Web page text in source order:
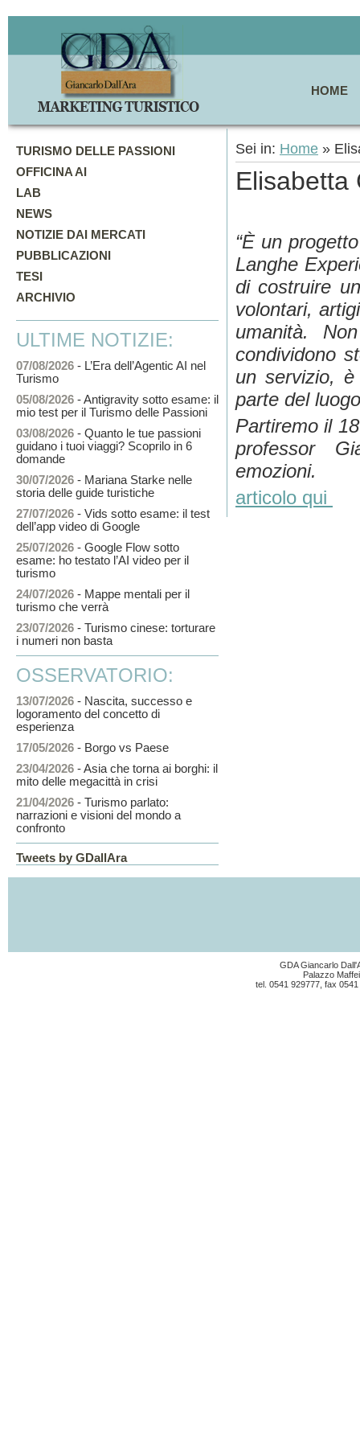
HOME
TURISMO DELLE PASSIONI
OFFICINA AI
LAB
NEWS
NOTIZIE DAI MERCATI
PUBBLICAZIONI
TESI
ARCHIVIO
ULTIME NOTIZIE:
07/08/2026 - L’Era dell’Agentic AI nel
Turismo
05/08/2026 - Antigravity sotto esame: il
mio test per il Turismo delle Passioni
03/08/2026 - Quanto le tue passioni
guidano i tuoi viaggi? Scoprilo in 6
domande
30/07/2026 - Mariana Starke nelle
storia delle guide turistiche
27/07/2026 - Vids sotto esame: il test
dell’app video di Google
25/07/2026 - Google Flow sotto
esame: ho testato l’AI video per il
turismo
24/07/2026 - Mappe mentali per il
turismo che verrà
23/07/2026 - Turismo cinese: torturare
i numeri non basta
OSSERVATORIO:
13/07/2026 - Nascita, successo e
logoramento del concetto di
esperienza
17/05/2026 - Borgo vs Paese
23/04/2026 - Asia che torna ai borghi: il
mito delle megacittà in crisi
21/04/2026 - Turismo parlato:
narrazioni e visioni del mondo a
confronto
Tweets by GDallAra
Sei in: Home »
Elisabetta
“È un
Langhe
di costruire
volontari,
umanità.
condividono
un servizio,
parte del
Partiremo il
professor
emozioni.
articolo qui
GDA Giancarlo
Palazzo
tel. 0541 929777, fax